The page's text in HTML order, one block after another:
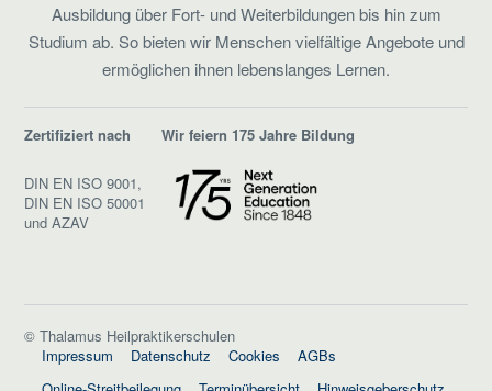
Ausbildung über Fort- und Weiterbildungen bis hin zum
Studium ab. So bieten wir Menschen vielfältige Angebote und
ermöglichen ihnen lebenslanges Lernen.
Zertifiziert nach
DIN EN ISO 9001,
DIN EN ISO 50001
und AZAV
Wir feiern 175 Jahre Bildung
© Thalamus Heilpraktikerschulen
Impressum
Datenschutz Cookies
AGBs